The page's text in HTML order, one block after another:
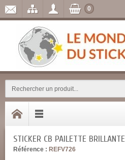
0
STICKER CB PAILETTE BRILLANTE
Référence : REFV726